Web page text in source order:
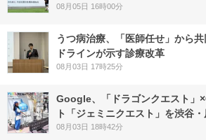
08月05日 16時00分
うつ病治療、「医師任せ」から
ドラインが示す診療改革
08月03日 17時25分
Google、「ドラゴンクエスト」
ト「ジェミニクエスト」を渋谷
08月03日 18時42分